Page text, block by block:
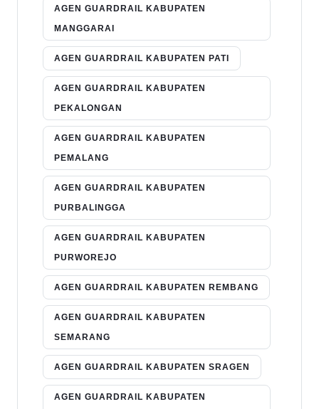
AGEN GUARDRAIL KABUPATEN
MANGGARAI
AGEN GUARDRAIL KABUPATEN PATI
AGEN GUARDRAIL KABUPATEN
PEKALONGAN
AGEN GUARDRAIL KABUPATEN
PEMALANG
AGEN GUARDRAIL KABUPATEN
PURBALINGGA
AGEN GUARDRAIL KABUPATEN
PURWOREJO
AGEN GUARDRAIL KABUPATEN REMBANG
AGEN GUARDRAIL KABUPATEN
SEMARANG
AGEN GUARDRAIL KABUPATEN SRAGEN
AGEN GUARDRAIL KABUPATEN